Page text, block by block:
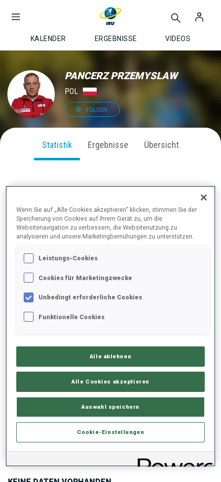
KALENDER ERGEBNISSE VIDEOS
PANCERZ PRZEMYSLAW
POL
FOLGEN
Statistik Ergebnisse Übersicht
PERFORMANCE
Keine Daten vorhanden
Keine Daten vorhanden
STEHENDSCHIESSEN
Wenn Sie auf „Alle Cookies akzeptieren“ klicken, stimmen Sie der
Speicherung von Cookies auf Ihrem Gerät zu, um die
Websitenavigation zu verbessern, die Websitenutzung zu
analysieren und unsere Marketingbemühungen zu unterstützen.
Leistungs-Cookies
Cookies für Marketingzwecke
Unbedingt erforderliche Cookies
Funktionelle Cookies
Alle ablehnen
Alle Cookies akzeptieren
Auswahl speichern
Cookie-Einstellungen